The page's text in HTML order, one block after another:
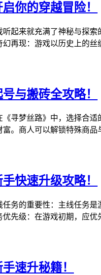
你的穿越冒险！
听起来就充满了神秘与探
再现：游戏以历史上的
与搬砖全攻略！
《寻梦丝路》中，选择合
。商人可以解锁特殊商
快速升级攻略！
务的重要性：主线任务
先级：在游戏初期，应
速升秘籍！